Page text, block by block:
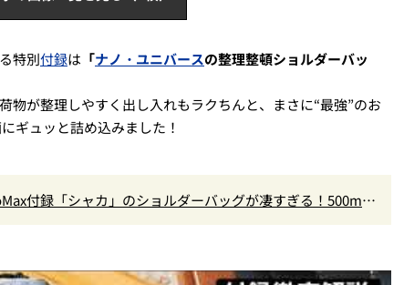
特別付録は 「ナノ・ユニバースの整理整頓ショルダーバッ
物が整理しやすく出し入れもラクちんと、まさに“最強”のお
ギュッと詰め込みました！
付録「シャカ」のショルダーバッグが凄すぎる！500mL